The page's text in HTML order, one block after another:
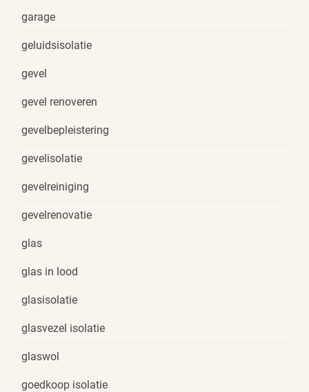
garage
geluidsisolatie
gevel
gevel renoveren
gevelbepleistering
gevelisolatie
gevelreiniging
gevelrenovatie
glas
glas in lood
glasisolatie
glasvezel isolatie
glaswol
goedkoop isolatie